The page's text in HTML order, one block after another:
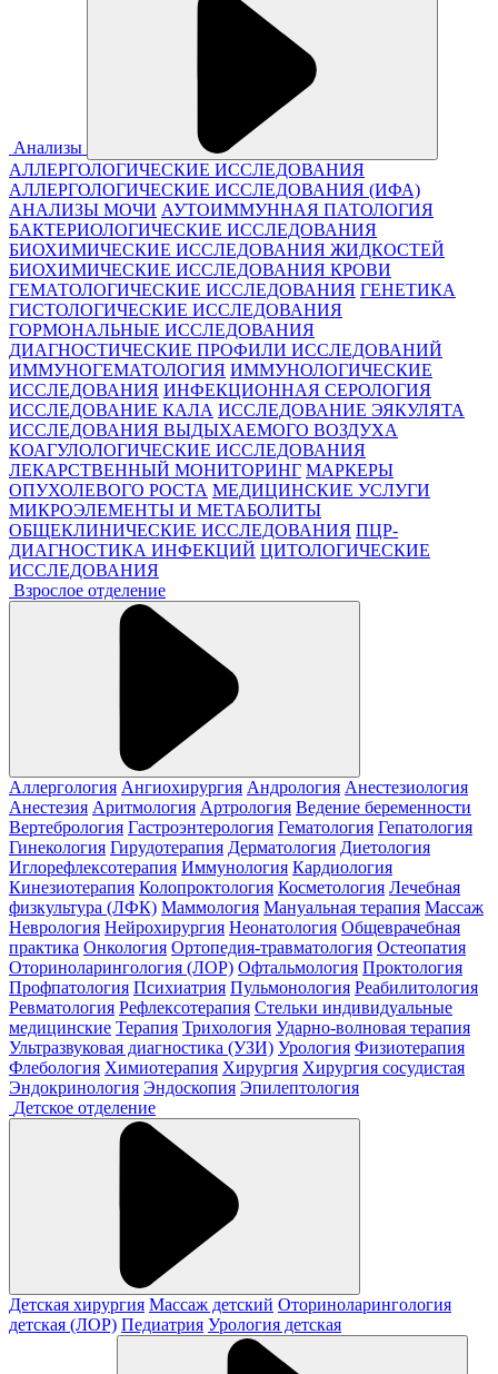
Анализы
АЛЛЕРГОЛОГИЧЕСКИЕ ИССЛЕДОВАНИЯ
АЛЛЕРГОЛОГИЧЕСКИЕ ИССЛЕДОВАНИЯ (ИФА)
АНАЛИЗЫ МОЧИ АУТОИММУННАЯ ПАТОЛОГИЯ
БАКТЕРИОЛОГИЧЕСКИЕ ИССЛЕДОВАНИЯ
БИОХИМИЧЕСКИЕ ИССЛЕДОВАНИЯ ЖИДКОСТЕЙ
БИОХИМИЧЕСКИЕ ИССЛЕДОВАНИЯ КРОВИ
ГЕМАТОЛОГИЧЕСКИЕ ИССЛЕДОВАНИЯ ГЕНЕТИКА
ГИСТОЛОГИЧЕСКИЕ ИССЛЕДОВАНИЯ
ГОРМОНАЛЬНЫЕ ИССЛЕДОВАНИЯ
ДИАГНОСТИЧЕСКИЕ ПРОФИЛИ ИССЛЕДОВАНИЙ
ИММУНОГЕМАТОЛОГИЯ ИММУНОЛОГИЧЕСКИЕ
ИССЛЕДОВАНИЯ ИНФЕКЦИОННАЯ СЕРОЛОГИЯ
ИССЛЕДОВАНИЕ КАЛА ИССЛЕДОВАНИЕ ЭЯКУЛЯТА
ИССЛЕДОВАНИЯ ВЫДЫХАЕМОГО ВОЗДУХА
КОАГУЛОЛОГИЧЕСКИЕ ИССЛЕДОВАНИЯ
ЛЕКАРСТВЕННЫЙ МОНИТОРИНГ МАРКЕРЫ
ОПУХОЛЕВОГО РОСТА МЕДИЦИНСКИЕ УСЛУГИ
МИКРОЭЛЕМЕНТЫ И МЕТАБОЛИТЫ
ОБЩЕКЛИНИЧЕСКИЕ ИССЛЕДОВАНИЯ ПЦР-
ДИАГНОСТИКА ИНФЕКЦИЙ ЦИТОЛОГИЧЕСКИЕ
ИССЛЕДОВАНИЯ
Взрослое отделение
Аллергология Ангиохирургия Андрология Анестезиология
Анестезия Аритмология Артрология Ведение беременности
Вертебрология Гастроэнтерология Гематология Гепатология
Гинекология Гирудотерапия Дерматология Диетология
Иглорефлексотерапия Иммунология Кардиология
Кинезиотерапия Колопроктология Косметология Лечебная
физкультура (ЛФК) Маммология Мануальная терапия Массаж
Неврология Нейрохирургия Неонатология Общеврачебная
практика Онкология Ортопедия-травматология Остеопатия
Оториноларингология (ЛОР) Офтальмология Проктология
Профпатология Психиатрия Пульмонология Реабилитология
Ревматология Рефлексотерапия Стельки индивидуальные
медицинские Терапия Трихология Ударно-волновая терапия
Ультразвуковая диагностика (УЗИ) Урология Физиотерапия
Флебология Химиотерапия Хирургия Хирургия сосудистая
Эндокринология Эндоскопия Эпилептология
Детское отделение
Детская хирургия Массаж детский Оториноларингология
детская (ЛОР) Педиатрия Урология детская